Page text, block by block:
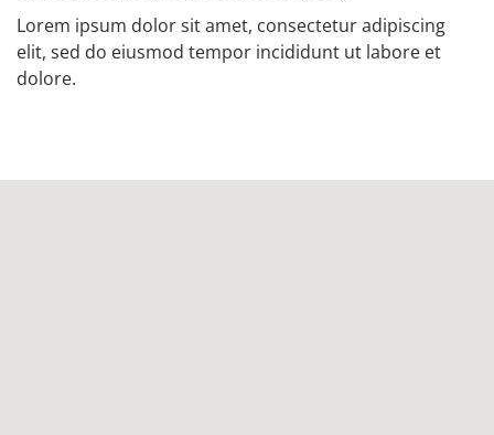
Lorem ipsum dolor sit amet, consectetur adipiscing
elit, sed do eiusmod tempor incididunt ut labore et
dolore.